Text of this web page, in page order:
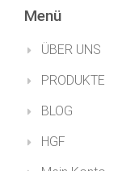
Menü
ÜBER UNS
PRODUKTE
BLOG
HGF